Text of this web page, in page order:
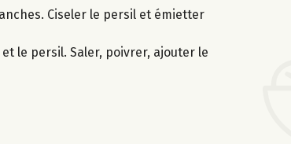
Ciseler le persil et émietter
le persil. Saler, poivrer, ajouter le